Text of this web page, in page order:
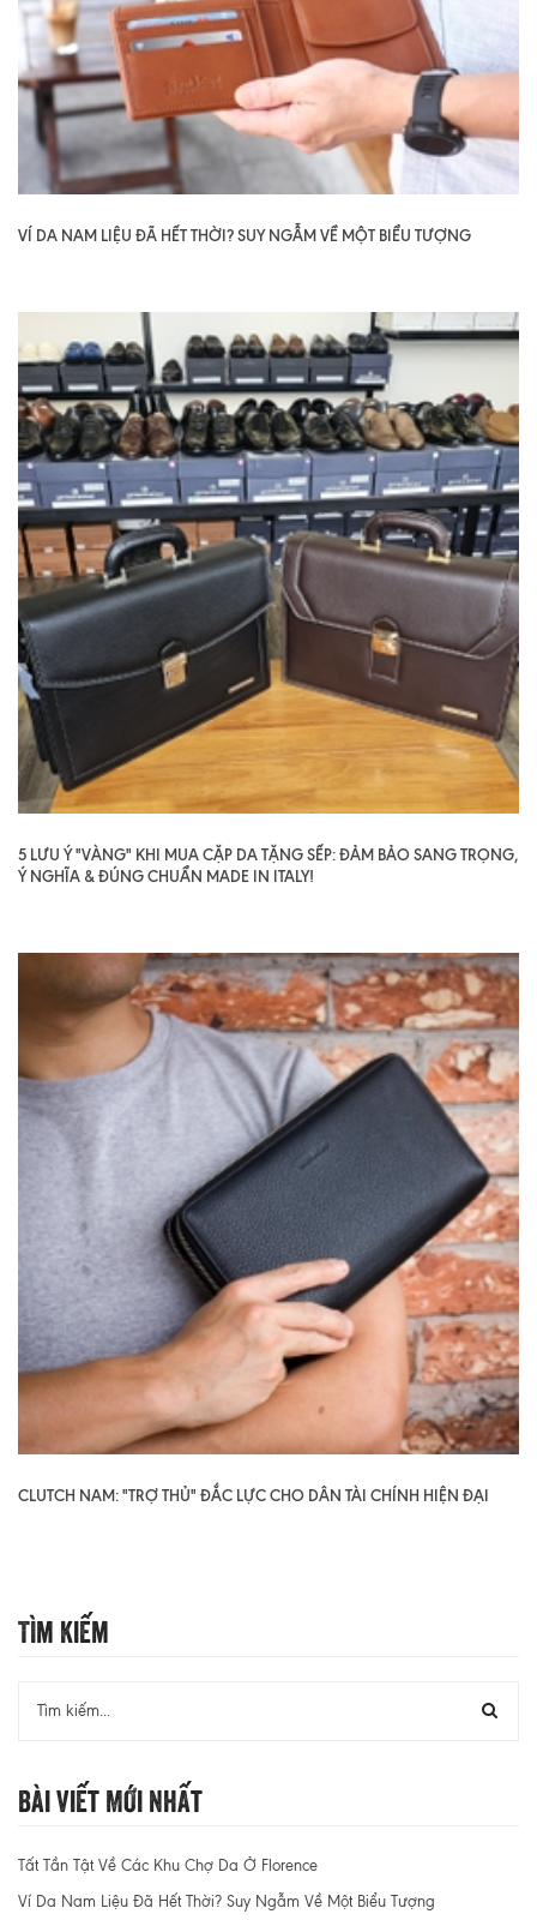
VÍ DA NAM LIỆU ĐÃ HẾT THỜI? SUY NGẪM VỀ MỘT BIỂU TƯỢNG
5 LƯU Ý "VÀNG" KHI MUA CẶP DA TẶNG SẾP: ĐẢM BẢO SANG TRỌNG,
Ý NGHĨA & ĐÚNG CHUẨN MADE IN ITALY!
CLUTCH NAM: "TRỢ THỦ" ĐẮC LỰC CHO DÂN TÀI CHÍNH HIỆN ĐẠI
Tìm Kiếm
Bài Viết Mới Nhất
Tất Tần Tật Về Các Khu Chợ Da Ở Florence
Ví Da Nam Liệu Đã Hết Thời? Suy Ngẫm Về Một Biểu Tượng